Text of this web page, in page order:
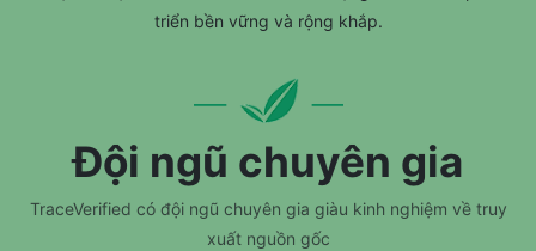
triển bền vững và rộng khắp.
Đội ngũ chuyên gia
TraceVerified có đội ngũ chuyên gia giàu kinh nghiệm về truy
xuất nguồn gốc